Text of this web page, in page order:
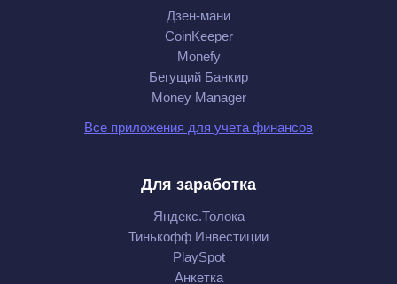
Дзен-мани
CoinKeeper
Monefy
Бегущий Банкир
Money Manager
Все приложения для учета финансов
Для заработка
Яндекс.Толока
Тинькофф Инвестиции
PlaySpot
Анкетка